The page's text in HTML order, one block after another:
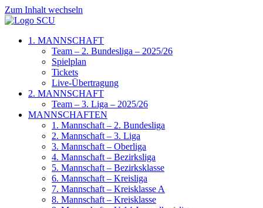
Zum Inhalt wechseln
1. MANNSCHAFT
Team – 2. Bundesliga – 2025/26
Spielplan
Tickets
Live-Übertragung
2. MANNSCHAFT
Team – 3. Liga – 2025/26
MANNSCHAFTEN
1. Mannschaft – 2. Bundesliga
2. Mannschaft – 3. Liga
3. Mannschaft – Oberliga
4. Mannschaft – Bezirksliga
5. Mannschaft – Bezirksklasse
6. Mannschaft – Kreisliga
7. Mannschaft – Kreisklasse A
8. Mannschaft – Kreisklasse